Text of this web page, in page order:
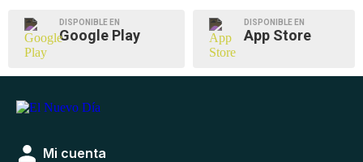
DISPONIBLE EN
Google Play
DISPONIBLE EN
App Store
Mi cuenta